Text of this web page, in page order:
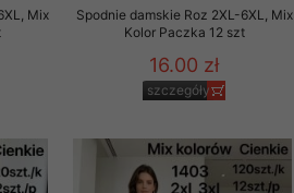
Mix
Spodnie damskie Roz 2XL-6XL, Mix
Kolor Paczka 12 szt
16.00 zł
szczegóły
osobowych.